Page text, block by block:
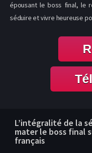
épousant le boss final, le
séduire et vivre heureuse
L’intégralité de la
mater le boss final
français